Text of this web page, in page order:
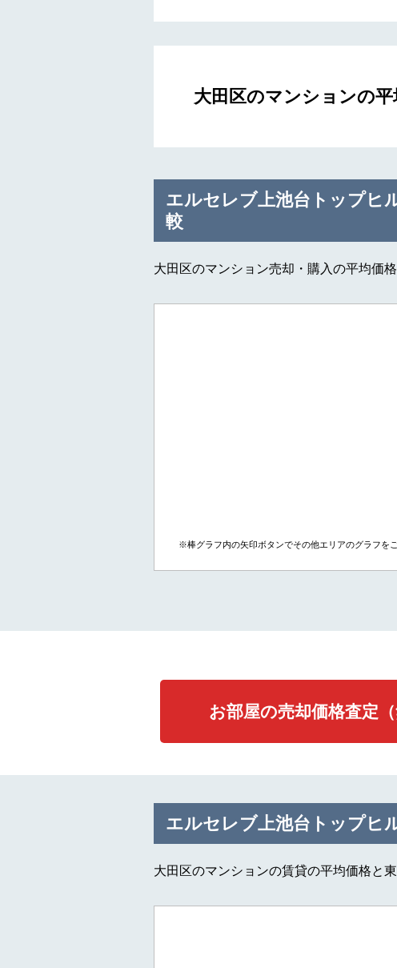
大田区のマンションの
エルセレブ上池台トップヒ
較
大田区のマンション売却・購入の平均価
※棒グラフ内の矢印ボタンでその他エリアのグラフを
お部屋の売却価格査定
エルセレブ上池台トップヒ
大田区のマンションの賃貸の平均価格と